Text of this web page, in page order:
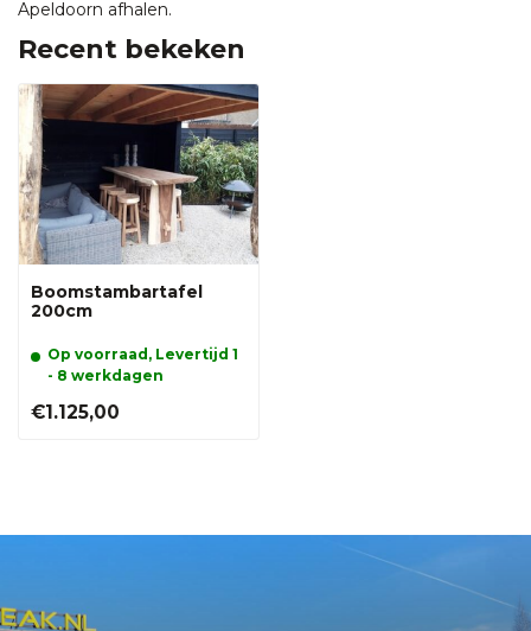
Apeldoorn afhalen.
Recent bekeken
Boomstambartafel
200cm
Op voorraad, Levertijd 1
- 8 werkdagen
€1.125,00